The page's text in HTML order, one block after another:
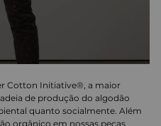
Cotton Initiative®, a maior
de produção do algodão
quanto socialmente. Além
orgânico em nossas peças